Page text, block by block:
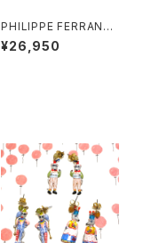
PHILIPPE FERRANDI
S break my heart イ
ヤリング #2
¥26,950